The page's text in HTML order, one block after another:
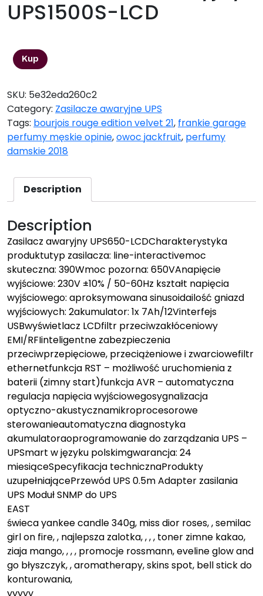
UPS1500S-LCD
Kup
SKU: 5e32eda260c2
Category: Zasilacze awaryjne UPS
Tags: bourjois rouge edition velvet 21, frankie garage
perfumy męskie opinie,owoc jackfruit, perfumy
damskie 2018
Description
Description
Zasilacz awaryjny UPS650-LCDCharakterystyka
produktutyp zasilacza: line-interactivemoc
skuteczna: 390Wmoc pozorna: 650VAnapięcie
wyjściowe: 230V ±10% / 50-60Hz kształt napięcia
wyjściowego: aproksymowana sinusoidailość gniazd
wyjściowych: 2akumulator: 1x 7Ah/12Vinterfejs
USBwyświetlacz LCDfiltr przeciwzakłóceniowy
EMI/RFIinteligentne zabezpieczenia
przeciwprzepięciowe, przeciążeniowe i zwarciowefiltr
ethernetfunkcja RST – możliwość uruchomienia z
baterii (zimny start)funkcja AVR – automatyczna
regulacja napięcia wyjściowegosygnalizacja
optyczno-akustycznamikroprocesorowe
sterowanieautomatyczna diagnostyka
akumulatoraoprogramowanie do zarządzania UPS –
UPSmart w języku polskimgwarancja: 24
miesiąceSpecyfikacja technicznaProdukty
uzupełniającePrzewód UPS 0.5m Adapter zasilania
UPS Moduł SNMP do UPS
EAST
świeca yankee candle 340g, miss dior roses, , semilac
girl on fire, , najlepsza zalotka, , , , toner zimne kakao,
ziaja mango, , , , promocje rossmann, eveline glow and
go błyszczyk, , aromatherapy, skins spot, bell stick do
konturowania,
yyyyy